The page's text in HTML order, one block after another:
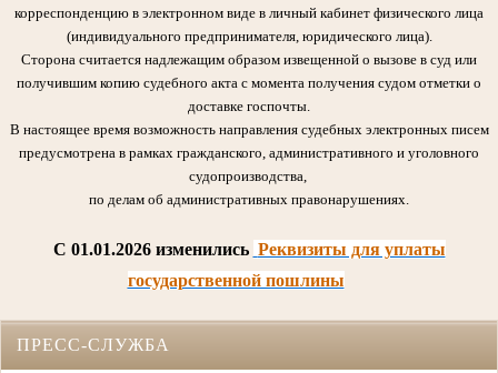
корреспонденцию в электронном виде в личный кабинет физического лица
(индивидуального предпринимателя, юридического лица).
Сторона считается надлежащим образом извещенной о вызове в суд или
получившим копию судебного акта с момента получения судом отметки о
доставке госпочты.
В настоящее время возможность направления судебных электронных писем
предусмотрена в рамках гражданского, административного и уголовного
судопроизводства,
по делам об административных правонарушениях.
C 01.01.2026 изменились Реквизиты для уплаты
государственной пошлины
ПРЕСС-СЛУЖБА